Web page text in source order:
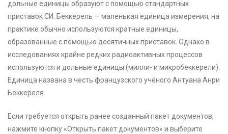
дольные единицы образуют с помощью стандартных
приставок СИ. Беккерель — маленькая единица измерения, на
практике обычно используются кратные единицы,
образованные с помощью десятичных приставок. Однако в
исследованиях крайне редких радиоактивных процессов
используются и дольные единицы (милли- и микробеккерели).
Единица названа в честь французского учёного Антуана Анри
Беккереля.
Если требуется открыть ранее созданный пакет документов,
нажмите кнопку «Открыть пакет документов» и выберите